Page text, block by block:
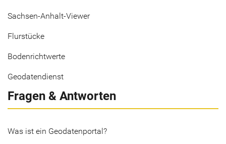
Sachsen-Anhalt-Viewer
Flurstücke
Bodenrichtwerte
Geodatendienst
Fragen & Antworten
Was ist ein Geodatenportal?